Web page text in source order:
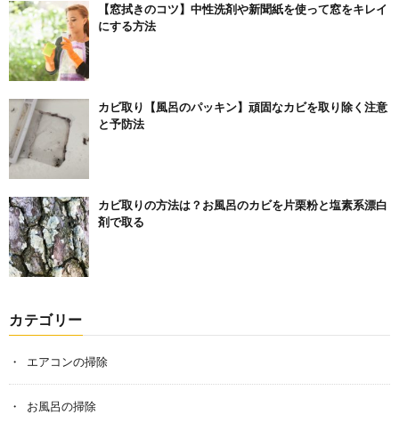
【窓拭きのコツ】中性洗剤や新聞紙を使って窓をキレイ
にする方法
カビ取り【風呂のパッキン】頑固なカビを取り除く注意
と予防法
カビ取りの方法は？お風呂のカビを片栗粉と塩素系漂白
剤で取る
カテゴリー
エアコンの掃除
お風呂の掃除